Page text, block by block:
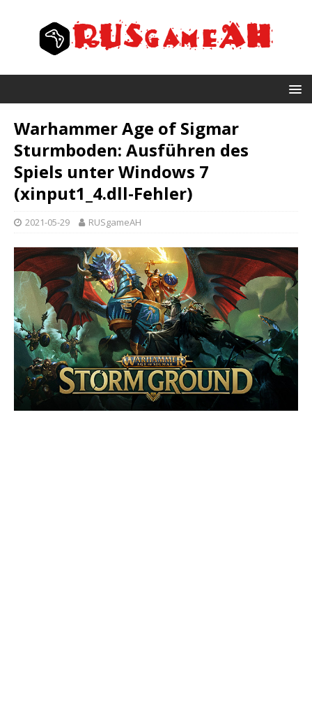
Warhammer Age of Sigmar
Sturmboden: Ausführen des
Spiels unter Windows 7
(xinput1_4.dll-Fehler)
2021-05-29 RUSgameAH